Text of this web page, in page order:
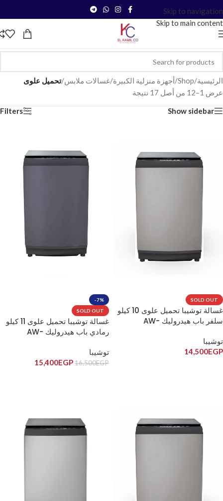
Skip to navigation
Skip to main content
الرئيسية/
Shop
/أجهزة منزلية الكبيرة/غسالات ملابس/تحميل علوى
عرض 1–12 من أصل 17 نتيجة
Show sidebar
Filters
SOLD OUT
غسالة توشيبا تحميل علوى 10 كيلو
سلفر باب هيدروليك AW-
توشيبا
14,500EGP
-7%
SOLD OUT
غسالة توشيبا تحميل علوى 11 كيلو
رمادي باب هيدروليك AW-
توشيبا
16,500EGP
15,400EGP